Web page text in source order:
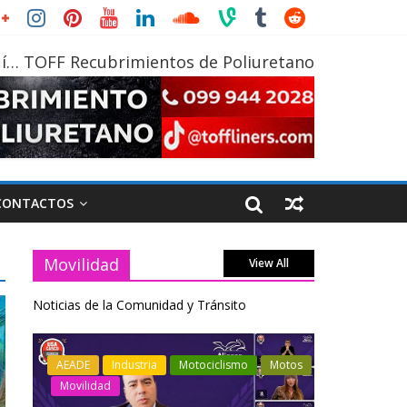
TOFF Recubrimientos de Poliuretano
Movilidad View All
Noticias de la Comunidad y Tránsito
Industria Movilidad
Transporte
Varios